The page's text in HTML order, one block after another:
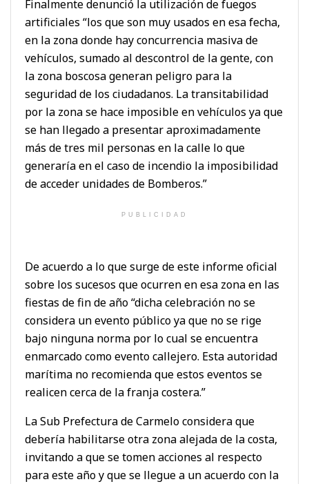
Finalmente denunció la utilización de fuegos
artificiales “los que son muy usados en esa fecha,
en la zona donde hay concurrencia masiva de
vehículos, sumado al descontrol de la gente, con
la zona boscosa generan peligro para la
seguridad de los ciudadanos. La transitabilidad
por la zona se hace imposible en vehículos ya que
se han llegado a presentar aproximadamente
más de tres mil personas en la calle lo que
generaría en el caso de incendio la imposibilidad
de acceder unidades de Bomberos.”
PUBLICIDAD
De acuerdo a lo que surge de este informe oficial
sobre los sucesos que ocurren en esa zona en las
fiestas de fin de año “dicha celebración no se
considera un evento público ya que no se rige
bajo ninguna norma por lo cual se encuentra
enmarcado como evento callejero. Esta autoridad
marítima no recomienda que estos eventos se
realicen cerca de la franja costera.”
La Sub Prefectura de Carmelo considera que
debería habilitarse otra zona alejada de la costa,
invitando a que se tomen acciones al respecto
para este año y que se llegue a un acuerdo con la